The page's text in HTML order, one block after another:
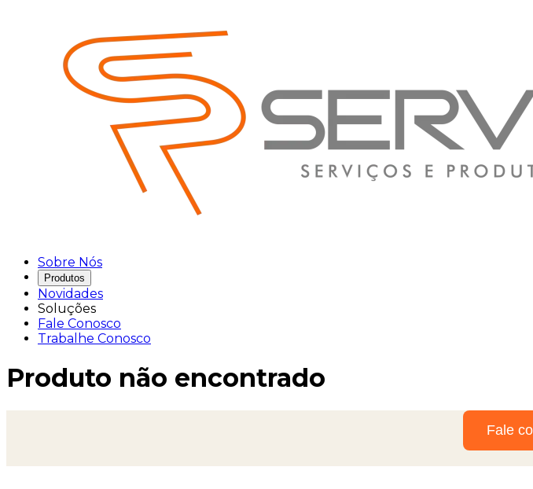
Sobre Nós
Produtos
Novidades
Soluções
Fale Conosco
Trabalhe Conosco
Produto não encontrado
Fale